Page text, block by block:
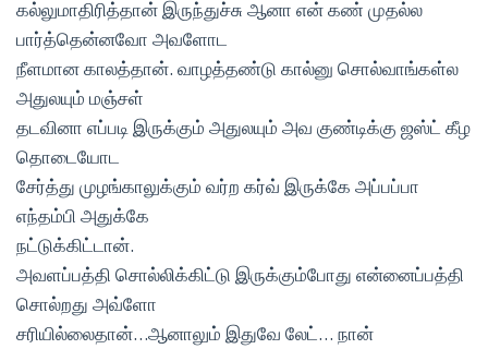
கல்லுமாதிரித்தான் இருந்துச்சு ஆனா என் கண் முதல்ல
பார்த்தென்னவோ அவளோட
நீளமான காலத்தான். வாழத்தண்டு கால்னு சொல்வாங்கள்ல
அதுலயும் மஞ்சள்
தடவினா எப்படி இருக்கும் அதுலயும் அவ குண்டிக்கு ஜஸ்ட் கீழ
தொடையோட
சேர்த்து முழங்காலுக்கும் வர்ற கர்வ் இருக்கே அப்பப்பா
எந்தம்பி அதுக்கே
நட்டுக்கிட்டான்.
அவளப்பத்தி சொல்லிக்கிட்டு இருக்கும்போது என்னைப்பத்தி
சொல்றது அவ்ளோ
சரியில்லைதான்…ஆனாலும் இதுவே லேட்… நான்